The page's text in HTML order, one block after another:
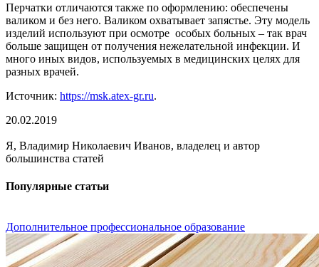
Перчатки отличаются также по оформлению: обеспечены
валиком и без него. Валиком охватывает запястье. Эту модель
изделий используют при осмотре особых больных – так врач
больше защищен от получения нежелательной инфекции. И
много иных видов, используемых в медицинских целях для
разных врачей.
Источник: https://msk.atex-gr.ru.
20.02.2019
Я, Владимир Николаевич Иванов, владелец и автор
большинства статей
Популярные статьи
Дополнительное профессиональное образование